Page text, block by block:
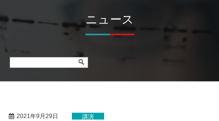
ニュース
2021年9月29日 講演